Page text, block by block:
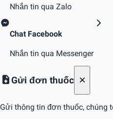
Nhắn tin qua Zalo
Chat Facebook
Nhắn tin qua Messenger
Gửi đơn thuốc
Gửi thông tin đơn thuốc, chúng